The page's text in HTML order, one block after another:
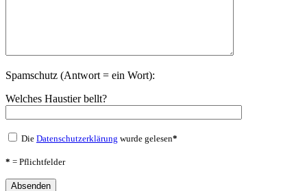
Spamschutz (Antwort = ein Wort):
Welches Haustier bellt?
Die Datenschutzerklärung wurde gelesen*
* = Pflichtfelder